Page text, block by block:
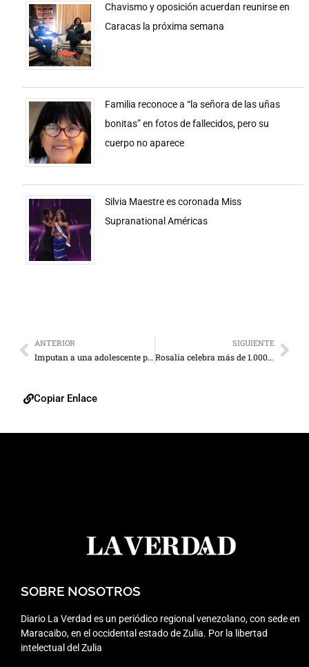
Chavismo y oposición acuerdan reunirse en
Caracas la próxima semana
Familia reconoce a “la señora de las uñas
bonitas” en fotos de fallecidos, pero su
cuerpo no aparece
Silvia Maestre es coronada Miss
Supranational Américas
ANTERIOR
Imputan a una adolescente por presunta captación de dos jóvenes para la trata
SIGUIENTE
Rosalía celebra más de 1.000 millones de escuchas de “Despechá” en Spotify
Copiar Enlace
SOBRE NOSOTROS
Diario La Verdad es un periódico regional venezolano, con sede en
Maracaibo, en el occidental estado de Zulia. Por la libertad
intelectual del Zulia